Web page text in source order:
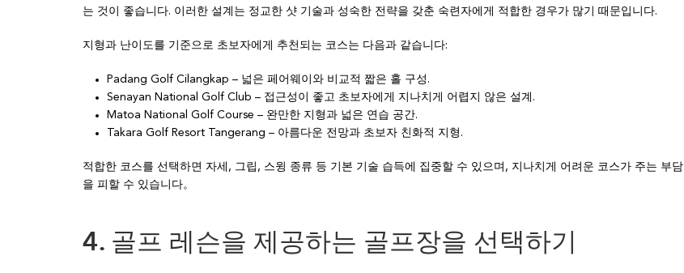
는 것이 좋습니다. 이러한 설계는 정교한 샷 기술과 성숙한 전략을 갖춘 숙련자에게 적합한 경우가 많기 때문입니다.
지형과 난이도를 기준으로 초보자에게 추천되는 코스는 다음과 같습니다:
Padang Golf Cilangkap – 넓은 페어웨이와 비교적 짧은 홀 구성.
Senayan National Golf Club – 접근성이 좋고 초보자에게 지나치게 어렵지 않은 설계.
Matoa National Golf Course – 완만한 지형과 넓은 연습 공간.
Takara Golf Resort Tangerang – 아름다운 전망과 초보자 친화적 지형.
적합한 코스를 선택하면 자세, 그립, 스윙 종류 등 기본 기술 습득에 집중할 수 있으며, 지나치게 어려운 코스가 주는 부담
을 피할 수 있습니다。
4. 골프 레슨을 제공하는 골프장을 선택하기